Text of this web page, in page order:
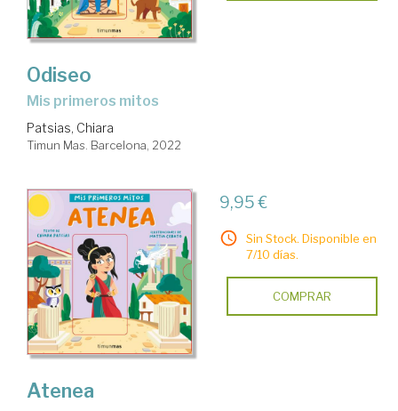
Odiseo
Mis primeros mitos
Patsias, Chiara
Timun Mas. Barcelona, 2022
9,95 €
Sin Stock. Disponible en
7/10 días.
COMPRAR
Atenea